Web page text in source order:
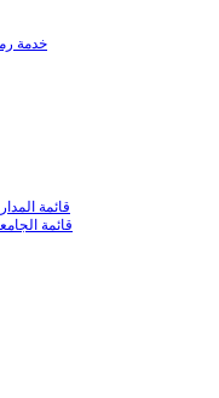
خدمة
قائمة
قائمة